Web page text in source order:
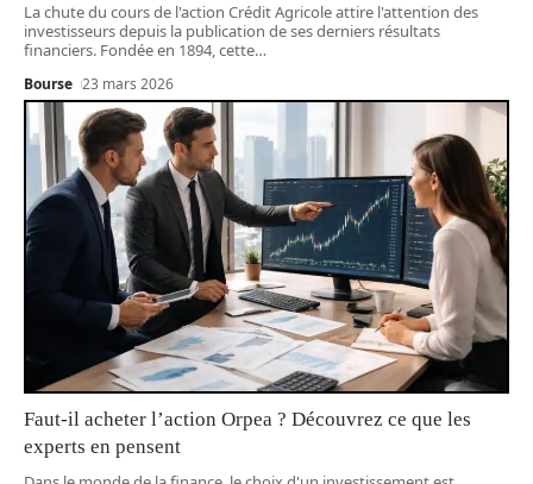
La chute du cours de l'action Crédit Agricole attire l'attention des
investisseurs depuis la publication de ses derniers résultats
financiers. Fondée en 1894, cette…
Bourse 23 mars 2026
Faut-il acheter l’action Orpea ? Découvrez ce que les
experts en pensent